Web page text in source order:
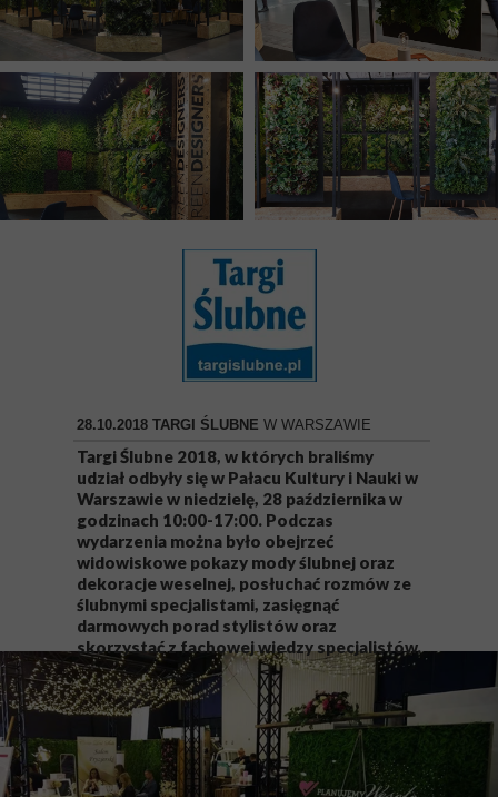
28.10.2018 TARGI ŚLUBNE W WARSZAWIE
Targi Ślubne 2018, w których braliśmy
udział odbyły się w Pałacu Kultury i Nauki w
Warszawie w niedzielę, 28 października w
godzinach 10:00-17:00. Podczas
wydarzenia można było obejrzeć
widowiskowe pokazy mody ślubnej oraz
dekoracje weselnej, posłuchać rozmów ze
ślubnymi specjalistami, zasięgnąć
darmowych porad stylistów oraz
skorzystać z fachowej wiedzy specjalistów.